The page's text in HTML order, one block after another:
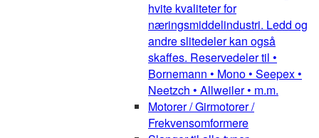
hvite kvaliteter for
næringsmiddelindustri. Ledd og
andre slitedeler kan også
skaffes. Reservedeler til •
Bornemann • Mono • Seepex •
Neetzch • Allweiler • m.m.
Motorer / Girmotorer /
Frekvensomformere